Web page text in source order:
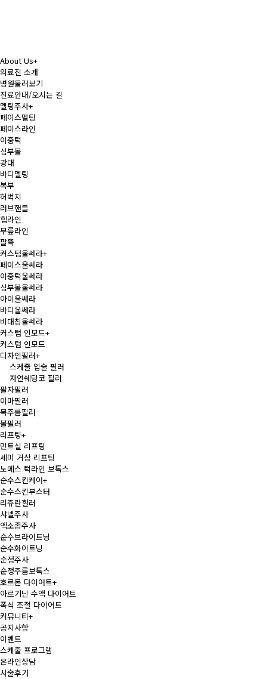
About Us+
의료진 소개
병원둘러보기
진료안내/오시는 길
멜팅주사+
페이스멜팅
페이스라인
이중턱
심부볼
광대
바디멜팅
복부
허벅지
러브핸들
힙라인
무릎라인
팔뚝
커스텀울쎄라+
페이스울쎄라
이중턱울쎄라
심부볼울쎄라
아이울쎄라
바디울쎄라
비대칭울쎄라
커스텀 인모드+
커스텀 인모드
디자인필러+
스케줄 입술 필러
자연쉐딩코 필러
팔자필러
이마필러
목주름필러
볼필러
리프팅+
민트실 리프팅
세미 거상 리프팅
노메스 턱라인 보톡스
순수스킨케어+
순수스킨부스터
리쥬란힐러
샤넬주사
엑소좀주사
순수브라이트닝
순수화이트닝
순정주사
순정주름보톡스
호르몬 다이어트+
아르기닌 수액 다이어트
폭식 조절 다이어트
커뮤니티+
공지사항
이벤트
스케줄 프로그램
온라인상담
시술후기